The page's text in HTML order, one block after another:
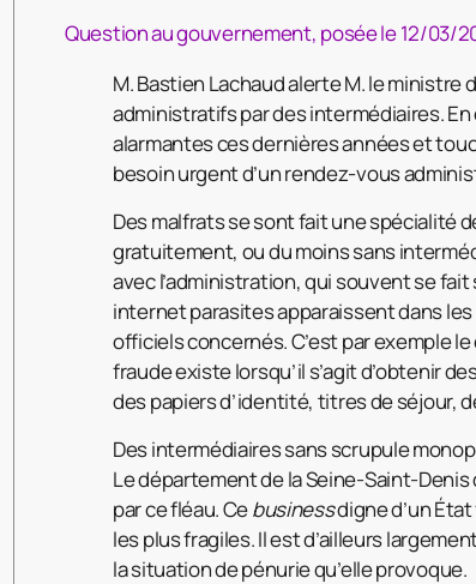
Question au gouvernement, posée le 12/03/
M. Bastien Lachaud alerte M. le
administratifs par des intermédiaires.
alarmantes ces dernières années et
besoin urgent d’un rendez-vous
Des malfrats se sont fait une spécialité
gratuitement, ou du moins sans
avec l’administration, qui souvent se
internet parasites apparaissent dans
officiels concernés. C’est par exemple
fraude existe lorsqu’il s’agit d’obtenir
des papiers d’identité, titres de séjour,
Des intermédiaires sans scrupule
Le département de la Seine-Saint-
par ce fléau. Cebusinessdigne d’un
les plus fragiles. Il est d’ailleurs
la situation de pénurie qu’elle provoque.